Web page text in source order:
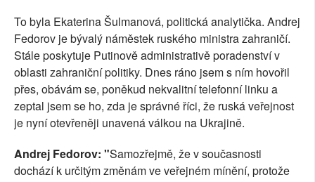
To byla Ekaterina Šulmanová, politická analytička. Andrej
Fedorov je bývalý náměstek ruského ministra zahraničí.
Stále poskytuje Putinově administrativě poradenství v
oblasti zahraniční politiky. Dnes ráno jsem s ním hovořil
přes, obávám se, poněkud nekvalitní telefonní linku a
zeptal jsem se ho, zda je správné říci, že ruská veřejnost
je nyní otevřeněji unavená válkou na Ukrajině.
Andrej Fedorov: "Samozřejmě, že v současnosti
dochází k určitým změnám ve veřejném mínění, protože